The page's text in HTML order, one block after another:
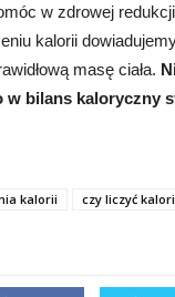
w zdrowej
kalorii
masę ciała.
bilans kaloryczny
kalorii czy liczyć